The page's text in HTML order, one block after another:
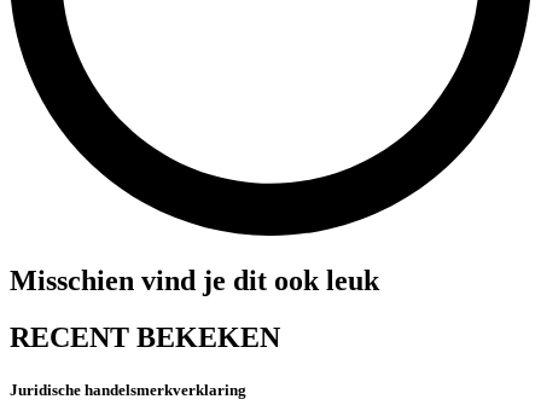
Misschien vind je dit ook leuk
RECENT BEKEKEN
Juridische handelsmerkverklaring